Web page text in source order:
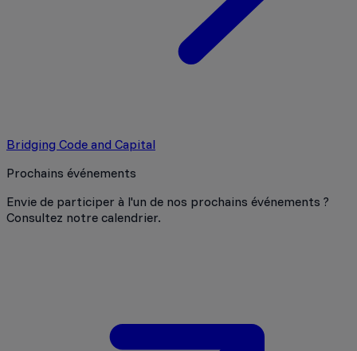
Bridging Code and Capital
Prochains événements
Envie de participer à l'un de nos prochains événements ?
Consultez notre calendrier.